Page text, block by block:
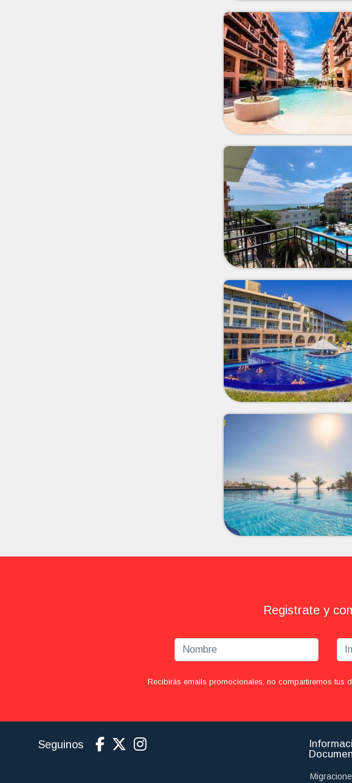
Registrate y
Recibirás emails promocionales, no compartiremos tus
Seguinos